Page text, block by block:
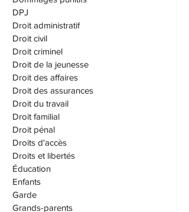
Diffamation
Dommages punitifs
DPJ
Droit administratif
Droit civil
Droit criminel
Droit de la jeunesse
Droit des affaires
Droit des assurances
Droit du travail
Droit familial
Droit pénal
Droits d'accès
Droits et libertés
Éducation
Enfants